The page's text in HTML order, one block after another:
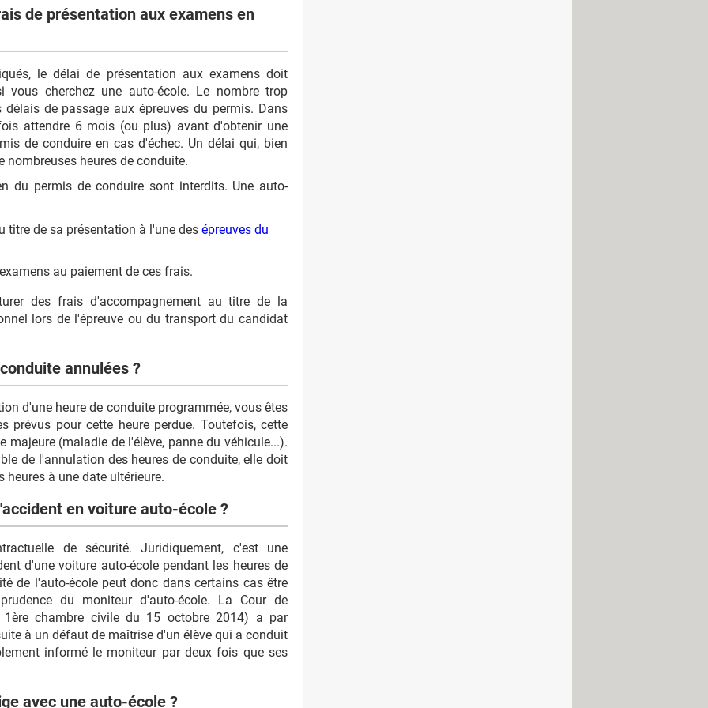
de présentation aux examens en
le délai de présentation aux examens doit
vous cherchez une auto-école. Le nombre trop
de passage aux épreuves du permis. Dans
attendre 6 mois (ou plus) avant d'obtenir une
de conduire en cas d'échec. Un délai qui, bien
nombreuses heures de conduite.
du permis de conduire sont interdits. Une auto-
de sa présentation à l'une des épreuves du
au paiement de ces frais.
des frais d'accompagnement au titre de la
lors de l'épreuve ou du transport du candidat
annulées ?
d'une heure de conduite programmée, vous êtes
prévus pour cette heure perdue. Toutefois, cette
majeure (maladie de l'élève, panne du véhicule...).
de l'annulation des heures de conduite, elle doit
heures à une date ultérieure.
en voiture auto-école ?
de sécurité. Juridiquement, c'est une
d'une voiture auto-école pendant les heures de
de l'auto-école peut donc dans certains cas être
du moniteur d'auto-école. La Cour de
1ère chambre civile du 15 octobre 2014) a par
à un défaut de maîtrise d'un élève qui a conduit
informé le moniteur par deux fois que ses
avec une auto-école ?